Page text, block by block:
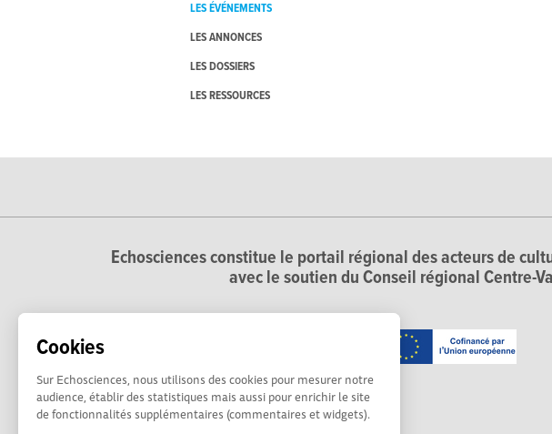
Cookies
Sur Echosciences, nous utilisons des cookies pour mesurer notre
audience, établir des statistiques mais aussi pour enrichir le site
de fonctionnalités supplémentaires (commentaires et widgets).
LES ÉVÉNEMENTS
LES ANNONCES
LES DOSSIERS
LES RESSOURCES
Echosciences constitue le portail régional des acteurs de
avec le soutien du Conseil régional Centre-